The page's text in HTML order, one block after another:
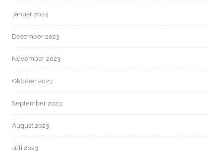
Januar 2024
Dezember 2023
November 2023
Oktober 2023
September 2023
August 2023
Juli 2023